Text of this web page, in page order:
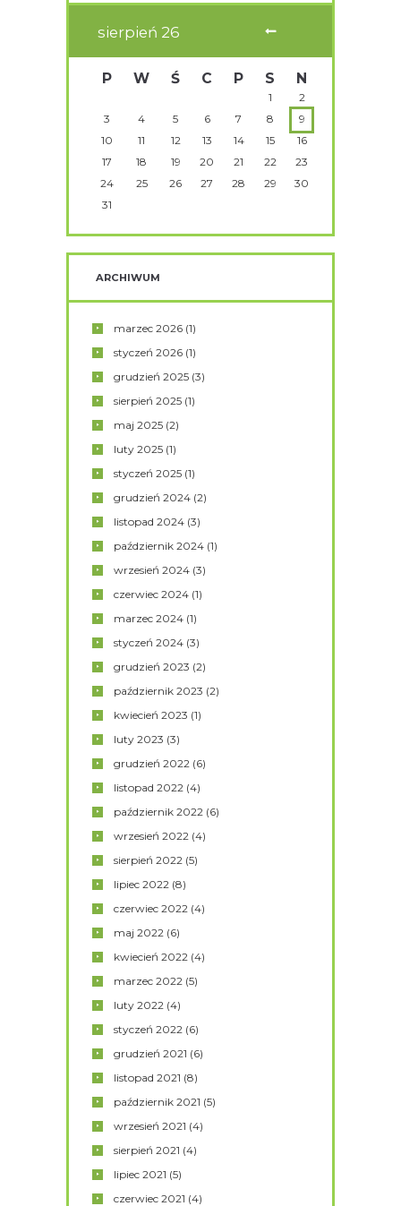
sierpień 26
P W Ś C P S N
1
2
3
4 5 6 7 8
9
10
11 12 13 14 15
16
17
18 19 20 21 22
23
24
25 26 27 28 29
30
31
ARCHIWUM
marzec2026 (1)
styczeń2026 (1)
grudzień2025 (3)
sierpień2025 (1)
maj2025 (2)
luty2025 (1)
styczeń2025 (1)
grudzień2024 (2)
listopad2024 (3)
październik2024 (1)
wrzesień2024 (3)
czerwiec2024 (1)
marzec2024 (1)
styczeń2024 (3)
grudzień2023 (2)
październik2023 (2)
kwiecień2023 (1)
luty2023 (3)
grudzień2022 (6)
listopad2022 (4)
październik2022 (6)
wrzesień2022 (4)
sierpień2022 (5)
lipiec2022 (8)
czerwiec2022 (4)
maj2022 (6)
kwiecień2022 (4)
marzec2022 (5)
luty2022 (4)
styczeń2022 (6)
grudzień2021 (6)
listopad2021 (8)
październik2021 (5)
wrzesień2021 (4)
sierpień2021 (4)
lipiec2021 (5)
czerwiec2021 (4)